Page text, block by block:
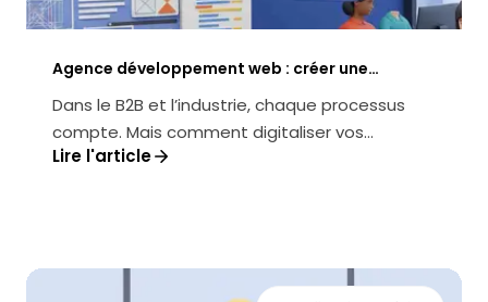
Agence développement web : créer une
plateforme sur mesure pour votre secteur
Dans le B2B et l’industrie, chaque processus
compte. Mais comment digitaliser vos
opérations sans perdre en efficacité ?...
Lire l'article